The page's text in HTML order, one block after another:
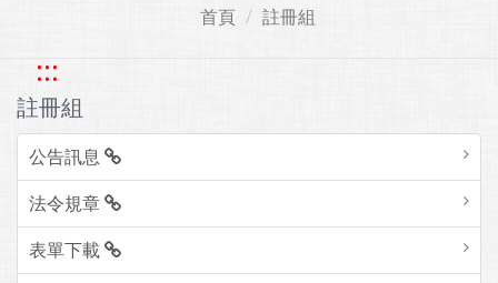
首頁 註冊組
:::
註冊組
公告訊息
法令規章
表單下載